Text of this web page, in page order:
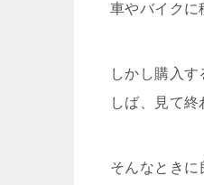
車やバイクに
しかし購入
しば、見て終
そんなときに